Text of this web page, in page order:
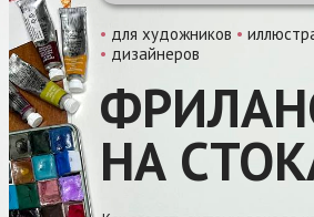
НА
• для художников •
• дизайнеров